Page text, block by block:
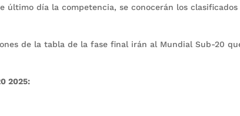
último día la competencia, se conocerán los clasificados
de la tabla de la fase final irán al Mundial Sub-20
2025: